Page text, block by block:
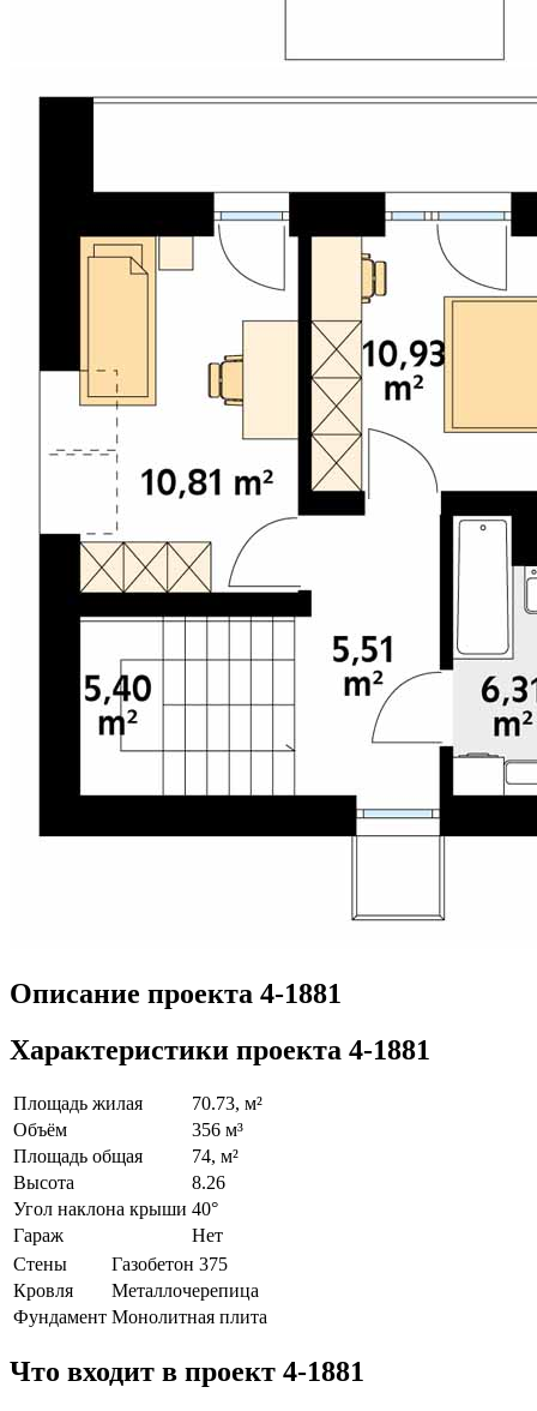
Описание проекта 4-1881
Характеристики проекта 4-1881
Площадь жилая
70.73, м²
Объём
356 м³
Площадь общая
74, м²
Высота
8.26
Угол наклона крыши 40°
Гараж
Нет
Стены
Газобетон 375
Кровля
Металлочерепица
Фундамент Монолитная плита
Что входит в проект 4-1881